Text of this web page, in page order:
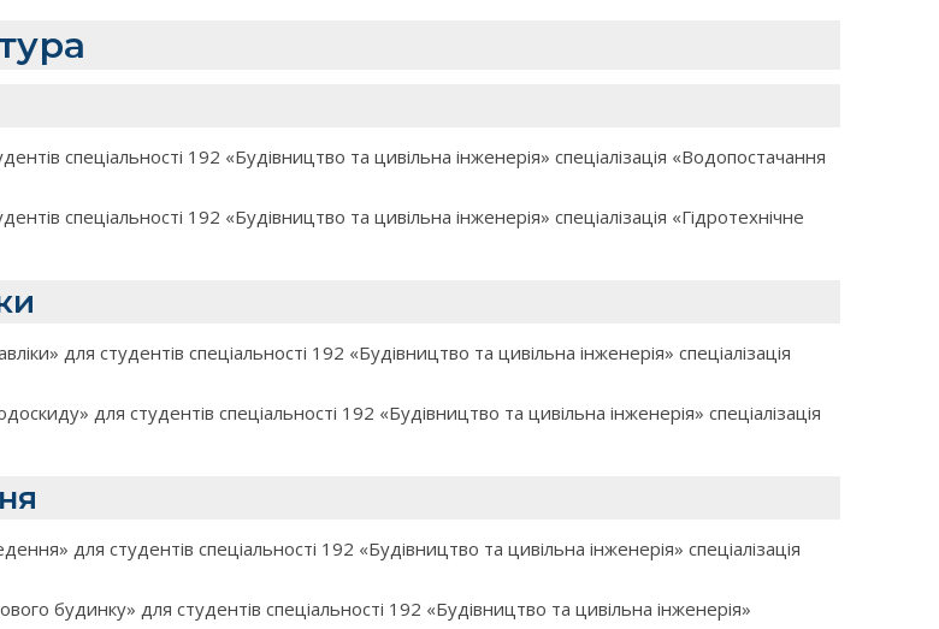
спеціальності 192 «Будівництво та цивільна інженерія» спеціалізація «Водопостачання
спеціальності 192 «Будівництво та цивільна інженерія» спеціалізація «Гідротехнічне
для студентів спеціальності 192 «Будівництво та цивільна інженерія» спеціалізація
для студентів спеціальності 192 «Будівництво та цивільна інженерія» спеціалізація
для студентів спеціальності 192 «Будівництво та цивільна інженерія» спеціалізація
будинку» для студентів спеціальності 192 «Будівництво та цивільна інженерія»